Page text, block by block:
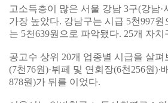
고소득층이 많은 서울 강남 3구(강남
가장 높았다. 강남구는 시급 5천997
는 5천639원으로 파악됐다. 25개 자
공고수 상위 20개 업종별 시급을 살
(7천76원)·뷔페 및 연회장(6천256원)·
878원)가 뒤를 이었다.